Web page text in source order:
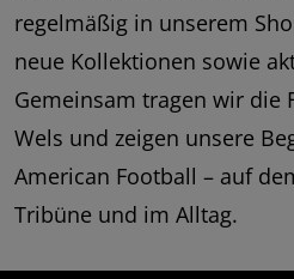
regelmäßig in unserem
neue Kollektionen sowie
Gemeinsam tragen wir die
Wels und zeigen unsere
American Football – auf
Tribüne und im Alltag.